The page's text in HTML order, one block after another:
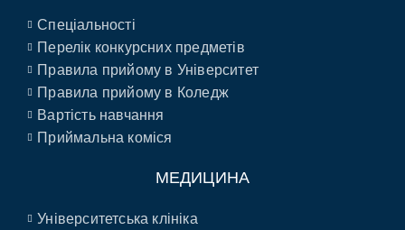
Спеціальності
Перелік конкурсних предметів
Правила прийому в Університет
Правила прийому в Коледж
Вартість навчання
Приймальна коміся
МЕДИЦИНА
Університетська клініка